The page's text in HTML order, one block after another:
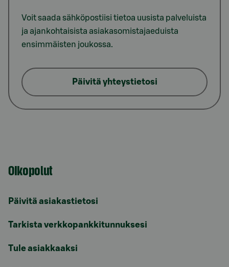
Voit saada sähköpostiisi tietoa uusista palveluista
ja ajankohtaisista asiakasomistajaeduista
ensimmäisten joukossa.
Päivitä yhteystietosi
Oikopolut
Päivitä asiakastietosi
Tarkista verkkopankkitunnuksesi
Tule asiakkaaksi